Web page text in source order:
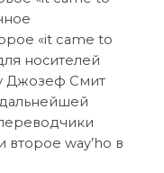
«it came to
носителей
Джозеф Смит
way’hо в